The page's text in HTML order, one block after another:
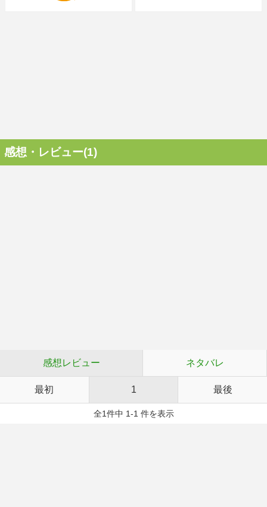
感想・レビュー(1)
感想レビュー ネタバレ
最初 1 最後
全1件中 1-1 件を表示